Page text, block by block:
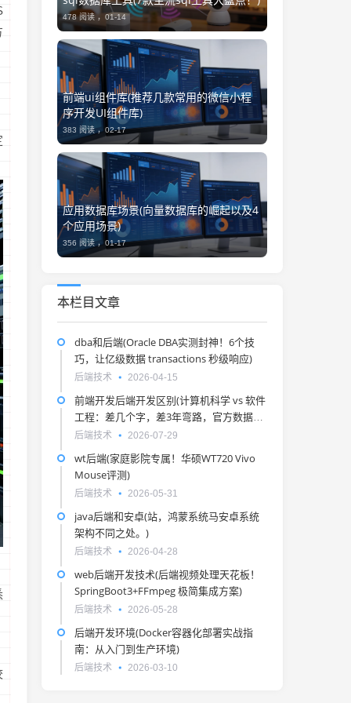
478 阅读 ，01-14
前端ui组件库(推荐几款常用的微信小程
序开发UI组件库)
383 阅读 ，02-17
应用数据库场景(向量数据库的崛起以及4
个应用场景)
356 阅读 ，01-17
本栏目文章
dba和后端(Oracle DBA实测封神！6个技
巧，让亿级数据 transactions 秒级响应)
后端技术 2026-04-15
前端开发后端开发区别(计算机科学 vs 软件
工程：差几个字，差3年弯路，官方数据戳
破真相)
后端技术 2026-07-29
wt后端(家庭影院专属！华硕WT720 Vivo
Mouse评测)
后端技术 2026-05-31
java后端和安卓(站，鸿蒙系统马安卓系统
架构不同之处。)
后端技术 2026-04-28
web后端开发技术(后端视频处理天花板！
SpringBoot3+FFmpeg 极简集成方案)
后端技术 2026-05-28
后端开发环境(Docker容器化部署实战指
南：从入门到生产环境)
后端技术 2026-03-10